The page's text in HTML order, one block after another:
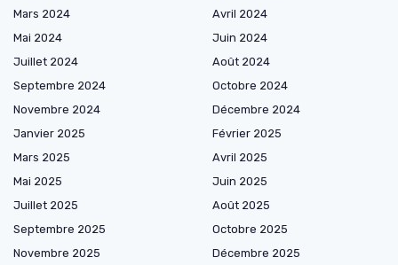
Mars 2024
Avril 2024
Mai 2024
Juin 2024
Juillet 2024
Août 2024
Septembre 2024
Octobre 2024
Novembre 2024
Décembre 2024
Janvier 2025
Février 2025
Mars 2025
Avril 2025
Mai 2025
Juin 2025
Juillet 2025
Août 2025
Septembre 2025
Octobre 2025
Novembre 2025
Décembre 2025